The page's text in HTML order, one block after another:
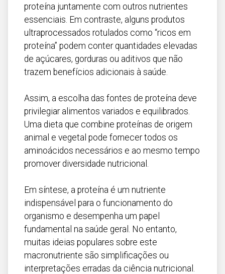
proteína juntamente com outros nutrientes
essenciais. Em contraste, alguns produtos
ultraprocessados rotulados como “ricos em
proteína” podem conter quantidades elevadas
de açúcares, gorduras ou aditivos que não
trazem benefícios adicionais à saúde.
Assim, a escolha das fontes de proteína deve
privilegiar alimentos variados e equilibrados.
Uma dieta que combine proteínas de origem
animal e vegetal pode fornecer todos os
aminoácidos necessários e ao mesmo tempo
promover diversidade nutricional.
Em síntese, a proteína é um nutriente
indispensável para o funcionamento do
organismo e desempenha um papel
fundamental na saúde geral. No entanto,
muitas ideias populares sobre este
macronutriente são simplificações ou
interpretações erradas da ciência nutricional.